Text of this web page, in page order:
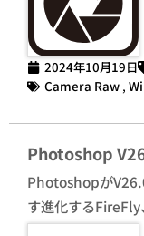
2024年10月19日
Camera Raw ,
Photoshop
Photoshopが
す進化するFireFly